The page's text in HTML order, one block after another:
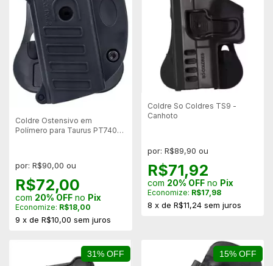
Coldre Ostensivo em
Polímero para Taurus PT740
por: R$90,00 ou
R$72,00
com 20% OFF no Pix
Economize: R$18,00
9 x de R$10,00 sem juros
Coldre So Coldres TS9 -
Canhoto
por: R$89,90 ou
R$71,92
com 20% OFFno Pix
Economize: R$17,98
8 x de R$11,24 sem juros
31% OFF 15% OFF